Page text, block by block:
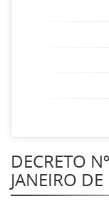
DECRETO
JANEIRO